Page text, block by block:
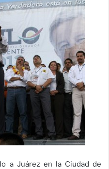
a Juárez en la Ciudad de